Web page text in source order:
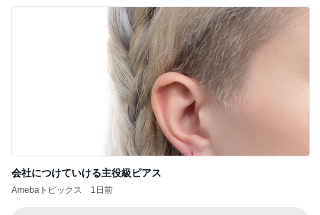
会社につけていける主役級ピアス
Amebaトピックス 1日前